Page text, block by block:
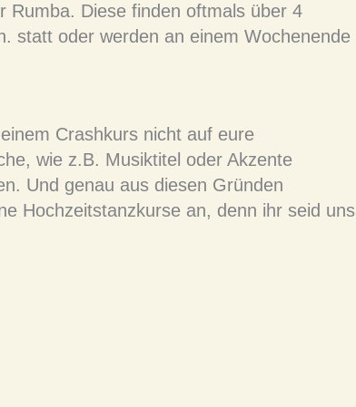
Rumba. Diese finden oftmals über 4
statt oder werden an einem Wochenende
Crashkurs nicht auf eure
wie z.B. Musiktitel oder Akzente
Und genau aus diesen Gründen
Hochzeitstanzkurse an, denn ihr seid uns